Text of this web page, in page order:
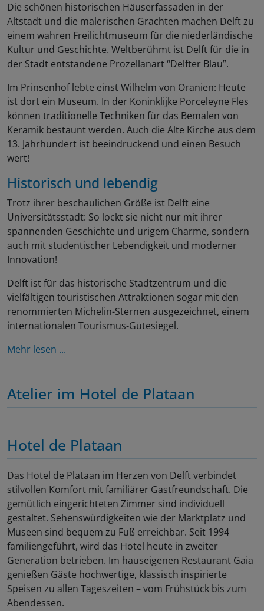
Die schönen historischen Häuserfassaden in der
Altstadt und die malerischen Grachten machen Delft zu
einem wahren Freilichtmuseum für die niederländische
Kultur und Geschichte. Weltberühmt ist Delft für die in
der Stadt entstandene Prozellanart “Delfter Blau”.
Im Prinsenhof lebte einst Wilhelm von Oranien: Heute
ist dort ein Museum. In der Koninklijke Porceleyne Fles
können traditionelle Techniken für das Bemalen von
Keramik bestaunt werden. Auch die Alte Kirche aus dem
13. Jahrhundert ist beeindruckend und einen Besuch
wert!
Historisch und lebendig
Trotz ihrer beschaulichen Größe ist Delft eine
Universitätsstadt: So lockt sie nicht nur mit ihrer
spannenden Geschichte und urigem Charme, sondern
auch mit studentischer Lebendigkeit und moderner
Innovation!
Delft ist für das historische Stadtzentrum und die
vielfältigen touristischen Attraktionen sogar mit den
renommierten Michelin-Sternen ausgezeichnet, einem
internationalen Tourismus-Gütesiegel.
Mehr lesen ...
Atelier im Hotel de Plataan
Hotel de Plataan
Das Hotel de Plataan im Herzen von Delft verbindet
stilvollen Komfort mit familiärer Gastfreundschaft. Die
gemütlich eingerichteten Zimmer sind individuell
gestaltet. Sehenswürdigkeiten wie der Marktplatz und
Museen sind bequem zu Fuß erreichbar. Seit 1994
familiengeführt, wird das Hotel heute in zweiter
Generation betrieben. Im hauseigenen Restaurant Gaia
genießen Gäste hochwertige, klassisch inspirierte
Speisen zu allen Tageszeiten – vom Frühstück bis zum
Abendessen.